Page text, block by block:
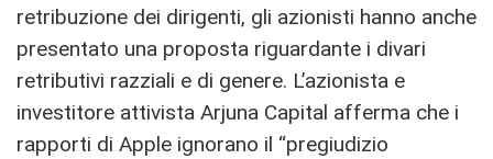
retribuzione dei dirigenti, gli azionisti hanno anche
presentato una proposta riguardante i divari
retributivi razziali e di genere. L’azionista e
investitore attivista Arjuna Capital afferma che i
rapporti di Apple ignorano il “pregiudizio